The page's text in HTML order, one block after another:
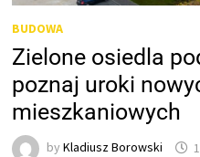
BUDOWA
Zielone osiedla
poznaj uroki
mieszkaniowych
byKladiusz Borowski